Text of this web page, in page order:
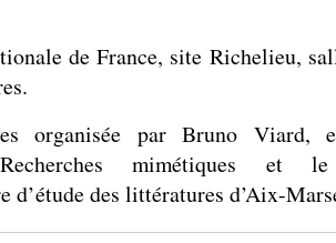
de France, site Richelieu,
organisée par Bruno Viard,
Recherches mimétiques et
d’étude des littératures d’Aix-